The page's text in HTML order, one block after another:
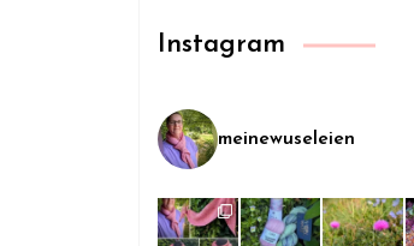
Instagram
meinewuseleien